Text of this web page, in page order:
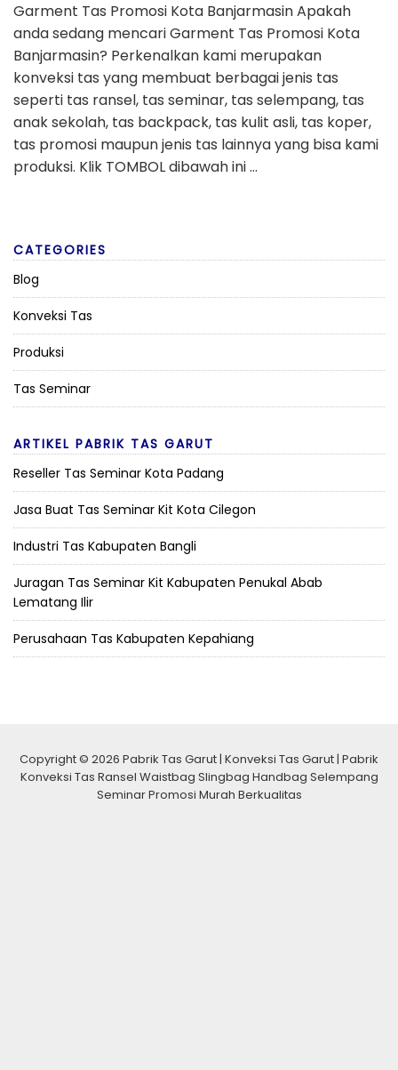
Garment Tas Promosi Kota Banjarmasin Apakah
anda sedang mencari Garment Tas Promosi Kota
Banjarmasin? Perkenalkan kami merupakan
konveksi tas yang membuat berbagai jenis tas
seperti tas ransel, tas seminar, tas selempang, tas
anak sekolah, tas backpack, tas kulit asli, tas koper,
tas promosi maupun jenis tas lainnya yang bisa kami
produksi. Klik TOMBOL dibawah ini …
CATEGORIES
Blog
Konveksi Tas
Produksi
Tas Seminar
ARTIKEL PABRIK TAS GARUT
Reseller Tas Seminar Kota Padang
Jasa Buat Tas Seminar Kit Kota Cilegon
Industri Tas Kabupaten Bangli
Juragan Tas Seminar Kit Kabupaten Penukal Abab
Lematang Ilir
Perusahaan Tas Kabupaten Kepahiang
Copyright © 2026 Pabrik Tas Garut | Konveksi Tas Garut | Pabrik
Konveksi Tas Ransel Waistbag Slingbag Handbag Selempang
Seminar Promosi Murah Berkualitas